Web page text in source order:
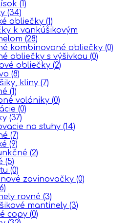
(1)
(34)
obliečky (1)
k vankúšikovým
(28)
kombinované obliečky (0)
obliečky s výšivkou (0)
obliečky (2)
(8)
kliny (7)
(1)
volániky (0)
(0)
(37)
na stuhy (14)
(7)
(9)
(2)
(5)
(0)
zavinovačky (0)
rovné (3)
mantinely (3)
copy (0)